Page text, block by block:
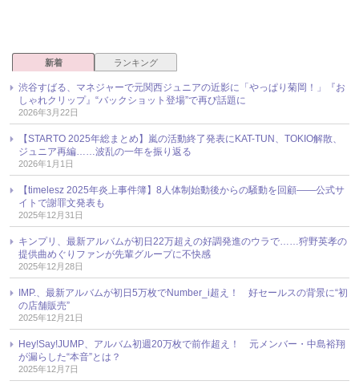
新着 ランキング
渋谷すばる、マネジャーで元関西ジュニアの近影に「やっぱり菊岡！」『お
しゃれクリップ』“バックショット登場”で再び話題に
2026年3月22日
【STARTO 2025年総まとめ】嵐の活動終了発表にKAT-TUN、TOKIO解散、
ジュニア再編……波乱の一年を振り返る
2026年1月1日
【timelesz 2025年炎上事件簿】8人体制始動後からの騒動を回顧――公式サ
イトで謝罪文発表も
2025年12月31日
キンプリ、最新アルバムが初日22万超えの好調発進のウラで……狩野英孝の
提供曲めぐりファンが先輩グループに不快感
2025年12月28日
IMP.、最新アルバムが初日5万枚でNumber_i超え！ 好セールスの背景に“初
の店舗販売”
2025年12月21日
Hey!Say!JUMP、アルバム初週20万枚で前作超え！ 元メンバー・中島裕翔
が漏らした“本音”とは？
2025年12月7日